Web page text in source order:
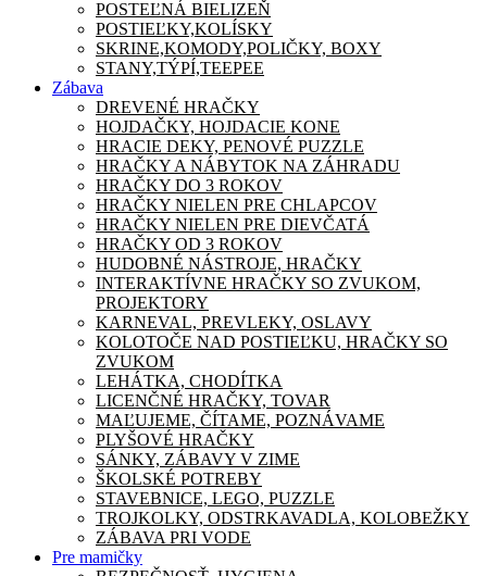
POSTEĽNÁ BIELIZEŇ
POSTIEĽKY,KOLÍSKY
SKRINE,KOMODY,POLIČKY, BOXY
STANY,TÝPÍ,TEEPEE
Zábava
DREVENÉ HRAČKY
HOJDAČKY, HOJDACIE KONE
HRACIE DEKY, PENOVÉ PUZZLE
HRAČKY A NÁBYTOK NA ZÁHRADU
HRAČKY DO 3 ROKOV
HRAČKY NIELEN PRE CHLAPCOV
HRAČKY NIELEN PRE DIEVČATÁ
HRAČKY OD 3 ROKOV
HUDOBNÉ NÁSTROJE, HRAČKY
INTERAKTÍVNE HRAČKY SO ZVUKOM,
PROJEKTORY
KARNEVAL, PREVLEKY, OSLAVY
KOLOTOČE NAD POSTIEĽKU, HRAČKY SO
ZVUKOM
LEHÁTKA, CHODÍTKA
LICENČNÉ HRAČKY, TOVAR
MAĽUJEME, ČÍTAME, POZNÁVAME
PLYŠOVÉ HRAČKY
SÁNKY, ZÁBAVY V ZIME
ŠKOLSKÉ POTREBY
STAVEBNICE, LEGO, PUZZLE
TROJKOLKY, ODSTRKAVADLA, KOLOBEŽKY
ZÁBAVA PRI VODE
Pre mamičky